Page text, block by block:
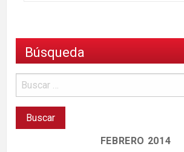
Búsqueda
FEBRERO 2014